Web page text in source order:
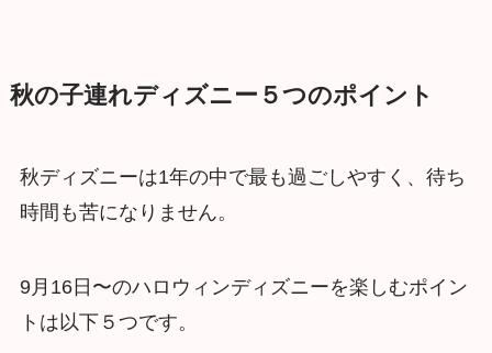
秋の子連れディズニー５つのポイント
秋ディズニーは1年の中で最も過ごしやすく、待ち
時間も苦になりません。
9月16日〜のハロウィンディズニーを楽しむポイン
トは以下５つです。